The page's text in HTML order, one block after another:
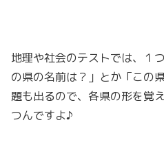
地理や社会のテストでは、１
の県の名前は？」とか「この
題も出るので、各県の形を覚
つんですよ♪